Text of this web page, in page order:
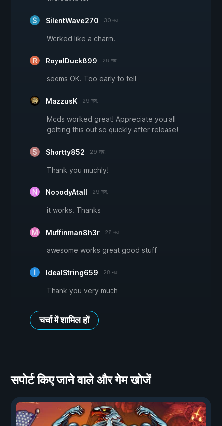
SilentWave270 30 नव.
Worked like a charm.
RoyalDuck899 29 नव.
seems OK. Too early to tell
MazzusK 29 नव.
Mods worked great! Appreciate you all
getting this out so quickly after release!
Shortty852 29 नव.
Thank you muchly!
NobodyAtall 29 नव.
it works. Thanks
Muffinman8h3r 28 नव.
awesome works great good stuff
IdealString659 28 नव.
Thank you very much
चर्चा में शामिल हों
सपोर्ट किए जाने वाले और गेम खोजें